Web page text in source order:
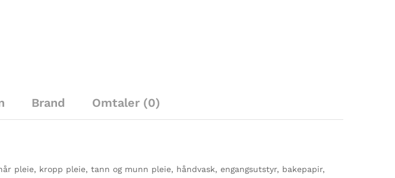
Brand Omtaler (0)
pleie, kropp pleie, tann og munn pleie, håndvask, engangsutstyr, bakepapir,